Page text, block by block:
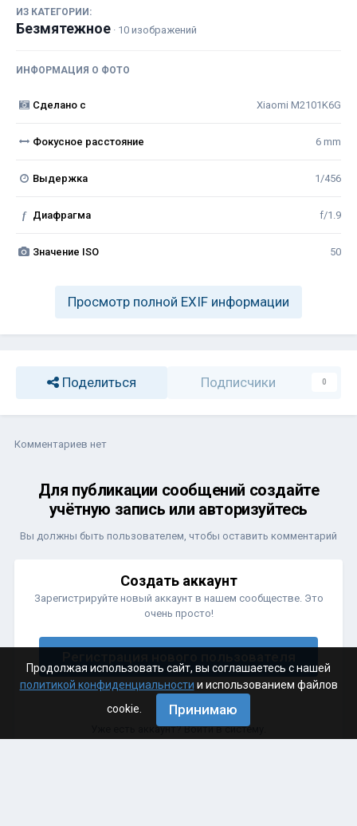
ИЗ КАТЕГОРИИ:
Безмятежное · 10 изображений
ИНФОРМАЦИЯ О ФОТО
Сделано с Xiaomi M2101K6G
Фокусное расстояние 6 mm
Выдержка 1/456
f Диафрагма f/1.9
Значение ISO 50
Просмотр полной EXIF информации
Поделиться Подписчики 0
Комментариев нет
Для публикации сообщений создайте
учётную запись или авторизуйтесь
Вы должны быть пользователем, чтобы оставить комментарий
Создать аккаунт
Зарегистрируйте новый аккаунт в нашем сообществе. Это
очень просто!
Войти
Уже есть аккаунт? Войти в систему.
Продолжая использовать сайт, вы соглашаетесь с нашей
политикой конфиденциальности и использованием файлов
cookie.
Принимаю